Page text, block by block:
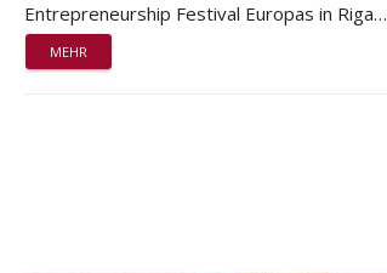
Entrepreneurship Festival Europas in Riga…
MEHR